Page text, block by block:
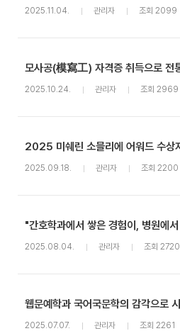
2025.11.04. 관리자 조회 2099
2025.10.24. 관리자 조회 2969
2025.09.18. 관리자 조회 2200
2025.08.04. 관리자 조회 2720
2025.07.07. 관리자 조회 2261